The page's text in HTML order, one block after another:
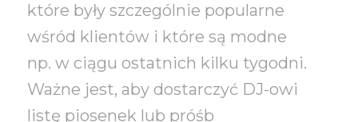
które były szczególnie popularne
wśród klientów i które są modne
np. w ciągu ostatnich kilku tygodni.
Ważne jest, aby dostarczyć DJ-owi
listę piosenek lub próśb